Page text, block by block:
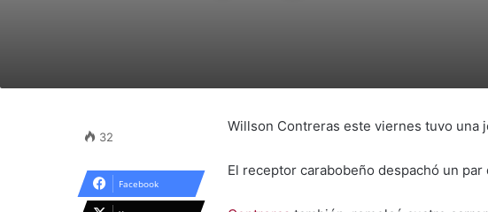
Willson Contreras este viernes tuvo una
El receptor carabobeño despachó un
32
Facebook